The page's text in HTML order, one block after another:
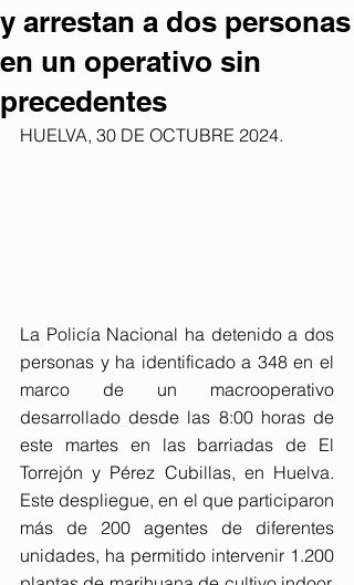
y arrestan a dos personas
en un operativo sin
precedentes
HUELVA, 30 DE OCTUBRE 2024.
La Policía Nacional ha detenido a dos
personas y ha identificado a 348 en el
marco de un macrooperativo
desarrollado desde las 8:00 horas de
este martes en las barriadas de El
Torrejón y Pérez Cubillas, en Huelva.
Este despliegue, en el que participaron
más de 200 agentes de diferentes
unidades, ha permitido intervenir 1.200